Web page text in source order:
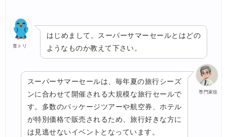
青トリ
はじめまして。スーパーサマーセールとはどの
ようなものか教えて下さい。
専門家役
スーパーサマーセールは、毎年夏の旅行シーズ
ンに合わせて開催される大規模な旅行セールで
す。多数のパッケージツアーや航空券、ホテル
が特別価格で販売されるため、旅行好きな方に
は見逃せないイベントとなっています。